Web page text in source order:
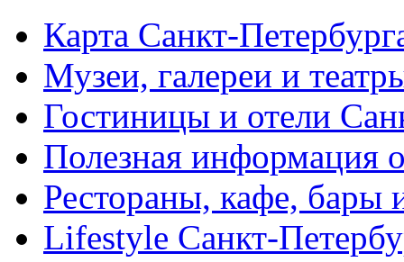
Карта Санкт-
Музеи, галереи и
Гостиницы и отели
Полезная информация
Рестораны, кафе, бары
Lifestyle Санкт-